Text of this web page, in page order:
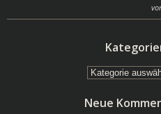
Kategorien
Wiki
Neue